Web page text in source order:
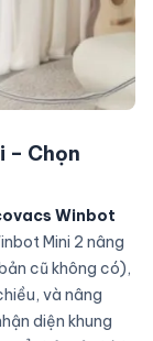
– Chọn
Winbot
Mini 2 nâng
cũ không có),
và nâng
diện khung